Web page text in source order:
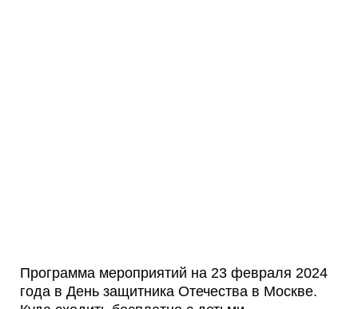
Программа мероприятий на 23 февраля 2024
года в День защитника Отечества в Москве.